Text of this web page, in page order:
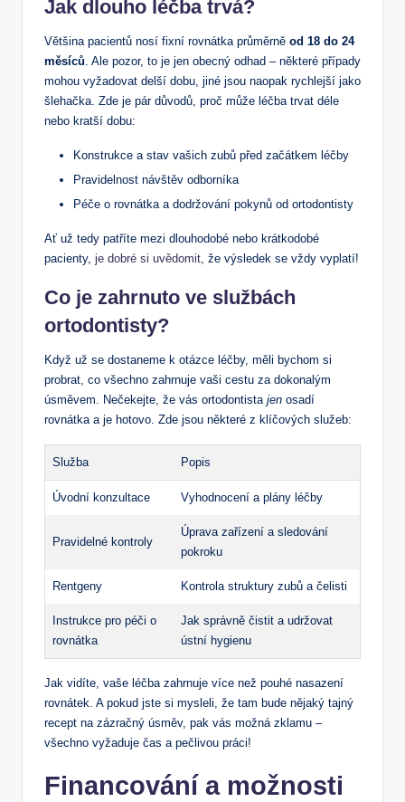
Jak dlouho léčba trvá?
Většina pacientů nosí fixní rovnátka průměrně od 18 do 24
měsíců . Ale pozor, to je jen obecný odhad – některé případy
mohou vyžadovat delší dobu, jiné jsou naopak rychlejší jako
šlehačka. Zde je pár důvodů, proč může léčba trvat déle
nebo kratší dobu:
Konstrukce a stav vašich zubů před začátkem léčby
Pravidelnost návštěv odborníka
Péče o rovnátka a dodržování pokynů od ortodontisty
Ať už tedy patříte mezi dlouhodobé nebo krátkodobé
pacienty, je dobré si uvědomit , že výsledek se vždy vyplatí!
Co je zahrnuto ve službách
ortodontisty?
Když už se dostaneme k otázce léčby, měli bychom si
probrat, co všechno zahrnuje vaši cestu za dokonalým
úsměvem. Nečekejte, že vás ortodontista jen osadí
rovnátka a je hotovo. Zde jsou některé z klíčových služeb:
Služba Popis
Úvodní konzultace Vyhodnocení a plány léčby
Pravidelné kontroly
Úprava zařízení a sledování
pokroku
Rentgeny Kontrola struktury zubů a čelisti
Instrukce pro péči o
rovnátka
Jak správně čistit a udržovat
ústní hygienu
Jak vidíte, vaše léčba zahrnuje více než pouhé nasazení
rovnátek. A pokud jste si mysleli, že tam bude nějaký tajný
recept na zázračný úsměv, pak vás možná zklamu –
všechno vyžaduje čas a pečlivou práci!
Financování a možnosti